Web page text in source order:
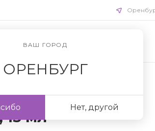
ВАШ ГОРОД
ОРЕНБУРГ
Нет, другой
15 мл